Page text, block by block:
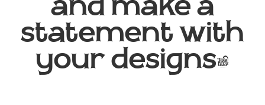
and make a
statement with
your designs!